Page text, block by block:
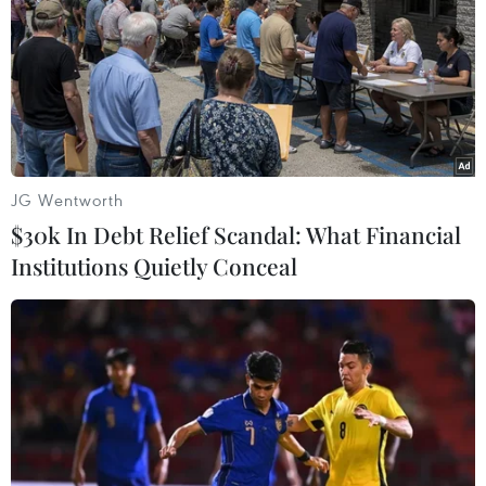
mong Đình Bắc vươn xa
hơn tầm Đông Nam Á'
07/08/2026 16:54
Việt Nam thẳng tiến vào
bán kết với thành tích
nhất bảng
07/08/2026 15:58
đúp, tuyển Việt Nam vào
bán kết ASEAN Cup với
ngôi đầu bảng
07/08/2026 15:49
Campuchia tại ASEAN Cup
2026 trên kênh nào?
07/08/2026 09:49
JG Wentworth
$30k In Debt Relief Scandal: What Financial
Institutions Quietly Conceal